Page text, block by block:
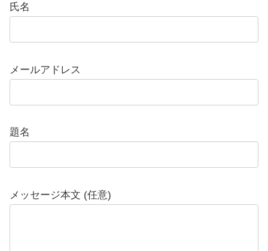
氏名
メールアドレス
題名
メッセージ本文 (任意)